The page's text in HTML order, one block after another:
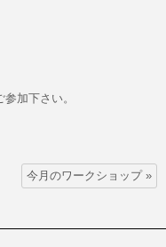
加下さい。
今月のワークショップ»